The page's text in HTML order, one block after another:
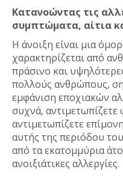
Κατανοώντας τις
συμπτώματα, αίτια
Η άνοιξη είναι μια
χαρακτηρίζεται από
πράσινο και
πολλούς ανθρώπους,
εμφάνιση εποχιακών
συχνά,
αντιμετωπίζετε
αυτής της περιόδου
από τα εκατομμύρια
ανοιξιάτικες αλλεργίες.